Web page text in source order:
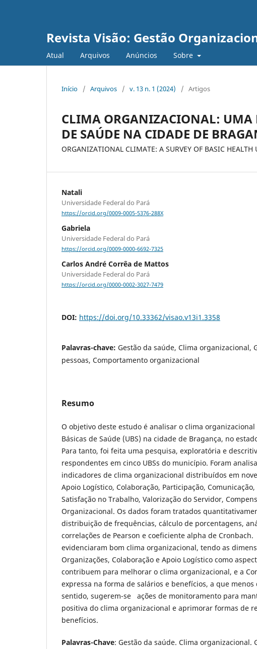
Revista Visão: Gestão
Atual Arquivos Anúncios Sobre
Início / Arquivos / v. 13 n. 1 (2024) / Artigos
CLIMA ORGANIZACIONAL: UMA
DE SAÚDE NA CIDADE DE
ORGANIZATIONAL CLIMATE: A SURVEY OF BASIC
Natali
Universidade Federal do Pará
https://orcid.org/0009-0005-5376-288X
Gabriela
Universidade Federal do Pará
https://orcid.org/0009-0000-6692-7325
Carlos André Corrêa de Mattos
Universidade Federal do Pará
https://orcid.org/0000-0002-3027-7479
DOI: https://doi.org/10.33362/visao.v13i1.3358
Palavras-chave: Gestão da saúde, Clima organizacional,
pessoas, Comportamento organizacional
Resumo
O objetivo deste estudo é analisar o clima organizacional
Básicas de Saúde (UBS) na cidade de Bragança, no
Para tanto, foi feita uma pesquisa, exploratória e
respondentes em cinco UBSs do município. Foram
indicadores de clima organizacional distribuídos em
Apoio Logístico, Colaboração, Participação,
Satisfação no Trabalho, Valorização do Servidor,
Organizacional. Os dados foram tratados
distribuição de frequências, cálculo de porcentagens,
correlações de Pearson e coeficiente alpha de
evidenciaram bom clima organizacional, tendo as
Organizações, Colaboração e Apoio Logístico como
contribuem para melhorar o clima organizacional, e a
expressa na forma de salários e benefícios, a que
sentido, sugerem-se ações de monitoramento para
positiva do clima organizacional e aprimorar formas de
benefícios.
Palavras-Chave: Gestão da saúde. Clima organizacional.